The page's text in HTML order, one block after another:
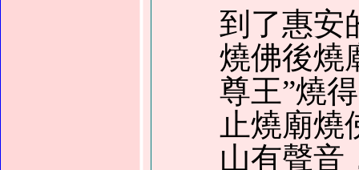
到了惠安
燒佛後燒
尊王”燒
止燒廟燒
山有聲音